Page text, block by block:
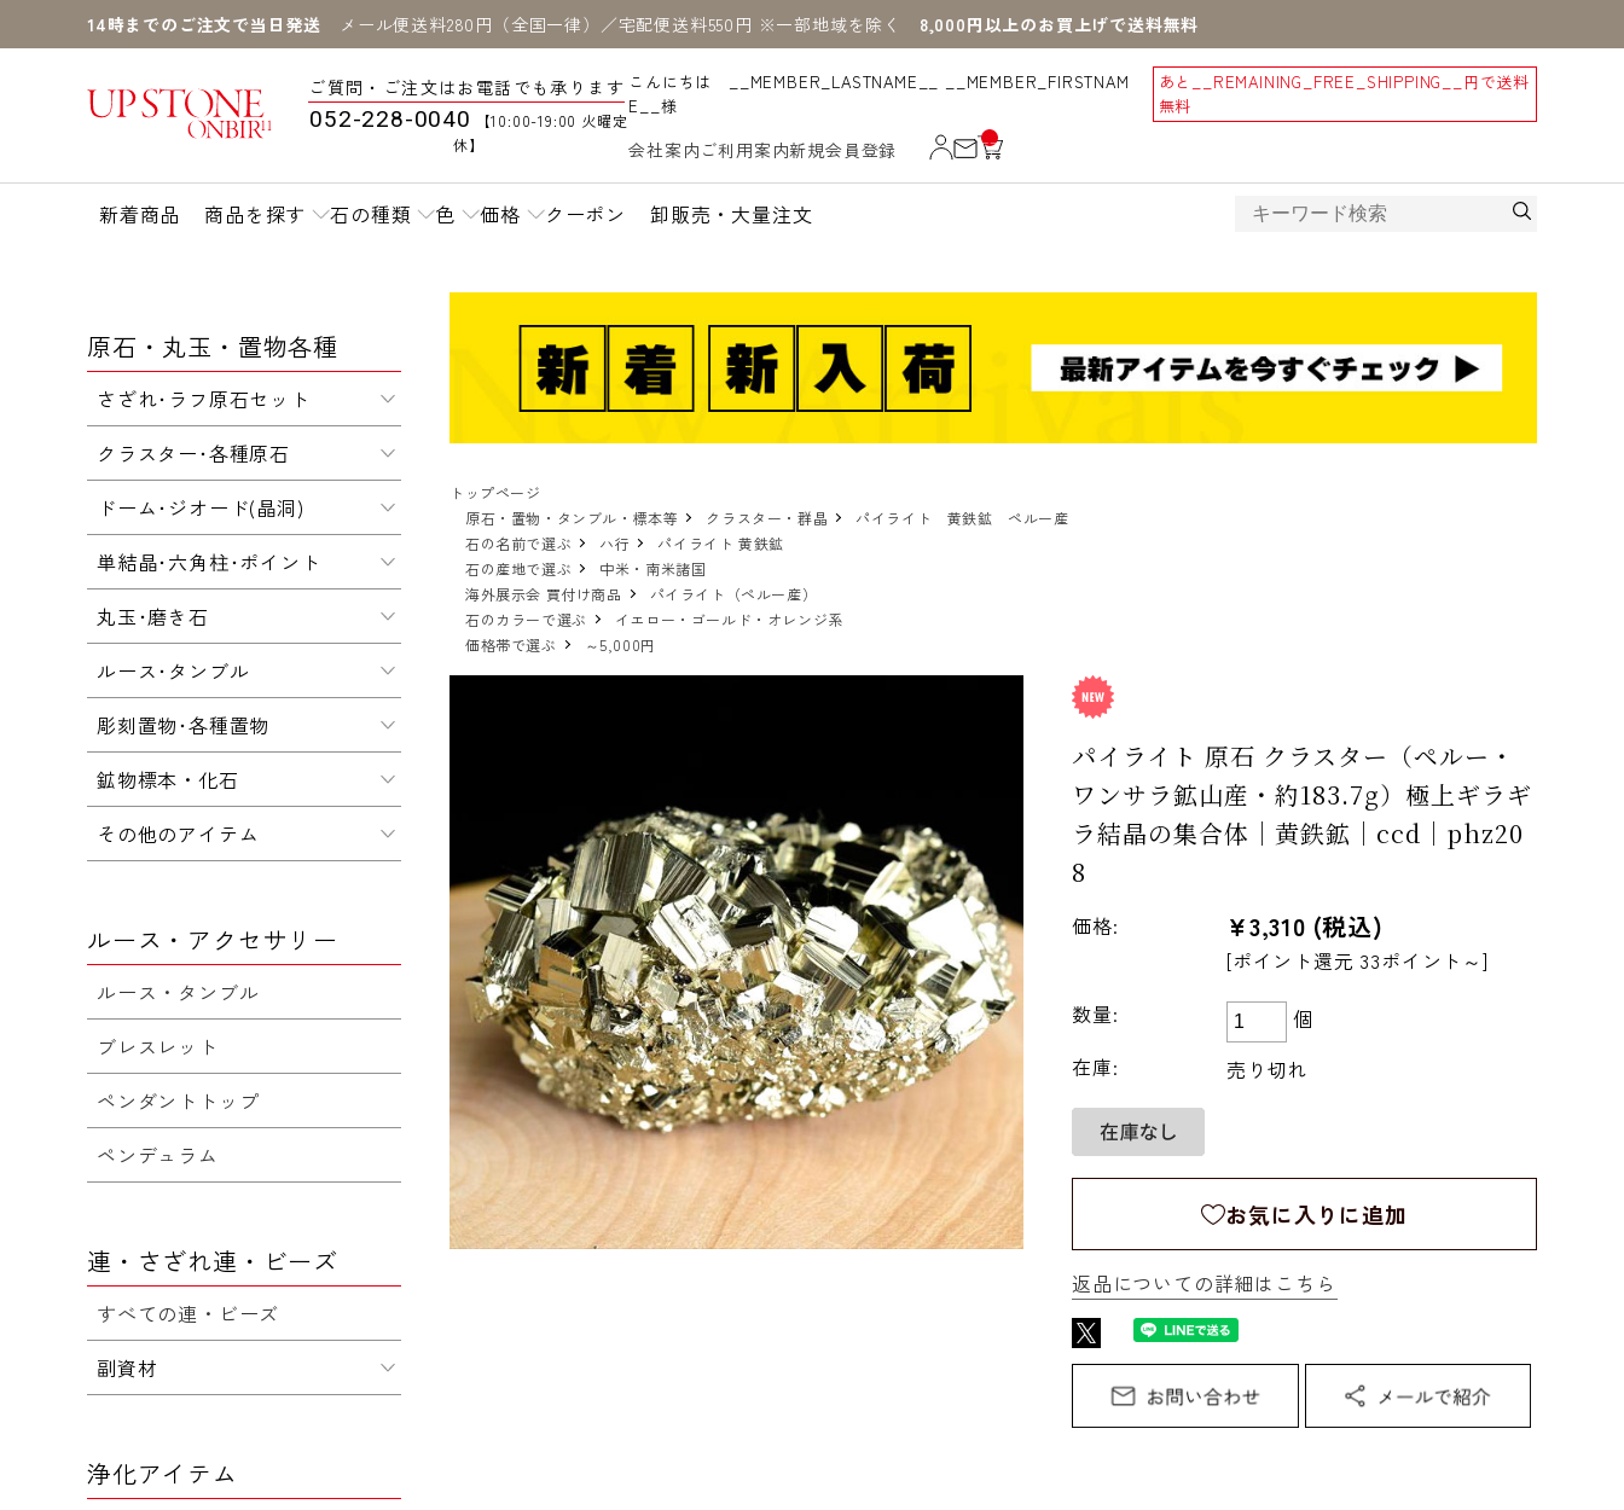
14時までのご注文で当日発送 メール便送料280円（全国一律）／宅配便送料550円 ※一部地域を除く 8,000円以上のお買上げで送料無料
ご質問・ご注文はお電話でも承ります
052-228-0040
【10:00-19:00 火曜定
休】
こんにちは __MEMBER_LASTNAME__ __MEMBER_FIRSTNAM
E__様
あと __REMAINING_FREE_SHIPPING__
円で送料
無料
会社案内 ご利用案内新規会員登録
__
IT
_C
新着商品 商品を探す 石の種類 色 価格 クーポン 卸販売・大量注文
トップページ
原石・置物・タンブル・標本等
クラスター・群晶
パイライト 黄鉄鉱 ペルー産
石の名前で選ぶ
ハ行
パイライト 黄鉄鉱
石の産地で選ぶ
中米・南米諸国
海外展示会 買付け商品
パイライト（ペルー産）
石のカラーで選ぶ
イエロー・ゴールド・オレンジ系
価格帯で選ぶ
～5,000円
パイライト 原石 クラスター（ペルー・
ワンサラ鉱山産・約183.7g）極上ギラギ
ラ結晶の集合体｜黄鉄鉱｜ccd｜phz20
8
価格: ¥3,310 (税込)
[ポイント還元 33ポイント～]
数量:
個
在庫:
売り切れ
お気に入りに追加
返品についての詳細はこちら
原石・丸玉・置物各種
さざれ･ラフ原石セット
クラスター･各種原石
ドーム･ジオード(晶洞)
単結晶･六角柱･ポイント
丸玉･磨き石
ルース･タンブル
彫刻置物･各種置物
鉱物標本・化石
その他のアイテム
ルース・アクセサリー
ルース・タンブル
ブレスレット
ペンダントトップ
ペンデュラム
連・さざれ連・ビーズ
すべての連・ビーズ
副資材
浄化アイテム